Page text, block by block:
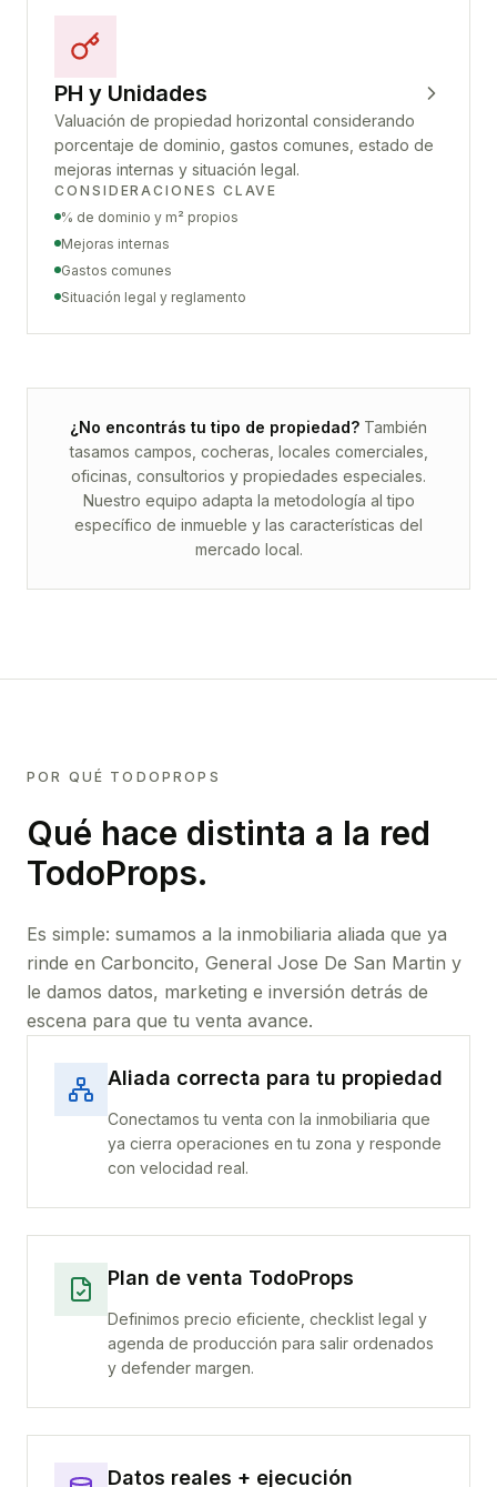
PH y Unidades
Valuación de propiedad horizontal considerando
porcentaje de dominio, gastos comunes, estado de
mejoras internas y situación legal.
CONSIDERACIONES CLAVE
% de dominio y m² propios
Mejoras internas
Gastos comunes
Situación legal y reglamento
¿No encontrás tu tipo de propiedad? También
tasamos campos, cocheras, locales comerciales,
oficinas, consultorios y propiedades especiales.
Nuestro equipo adapta la metodología al tipo
específico de inmueble y las características del
mercado local.
POR QUÉ TODOPROPS
Qué hace distinta a la red
TodoProps.
Es simple: sumamos a la inmobiliaria aliada que ya
rinde en Carboncito, General Jose De San Martin y
le damos datos, marketing e inversión detrás de
escena para que tu venta avance.
Aliada correcta para tu propiedad
Conectamos tu venta con la inmobiliaria que
ya cierra operaciones en tu zona y responde
con velocidad real.
Plan de venta TodoProps
Definimos precio eficiente, checklist legal y
agenda de producción para salir ordenados
y defender margen.
Datos reales + ejecución